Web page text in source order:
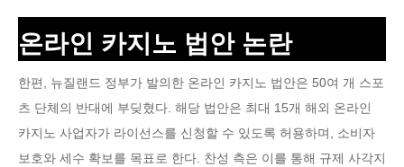
온라인 카지노 법안 논란
한편, 뉴질랜드 정부가 발의한 온라인 카지노 법안은 50여 개 스포
츠 단체의 반대에 부딪혔다. 해당 법안은 최대 15개 해외 온라인
카지노 사업자가 라이선스를 신청할 수 있도록 허용하며, 소비자
보호와 세수 확보를 목표로 한다. 찬성 측은 이를 통해 규제 사각지